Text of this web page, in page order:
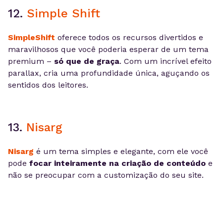
12. Simple Shift
SimpleShift oferece todos os recursos divertidos e
maravilhosos que você poderia esperar de um tema
premium – só que de graça. Com um incrível efeito
parallax, cria uma profundidade única, aguçando os
sentidos dos leitores.
13. Nisarg
Nisarg é um tema simples e elegante, com ele você
pode focar inteiramente na criação de conteúdo e
não se preocupar com a customização do seu site.